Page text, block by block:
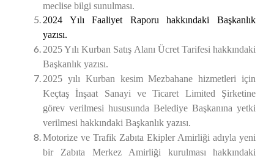
meclise bilgi sunulması.
2024 Yılı Faaliyet Raporu hakkındaki Başkanlık
yazısı.
2025 Yılı Kurban Satış Alanı Ücret Tarifesi hakkındaki
Başkanlık yazısı.
2025 yılı Kurban kesim Mezbahane hizmetleri için
Keçtaş İnşaat Sanayi ve Ticaret Limited Şirketine
görev verilmesi hususunda Belediye Başkanına yetki
verilmesi hakkındaki Başkanlık yazısı.
Motorize ve Trafik Zabıta Ekipler Amirliği adıyla yeni
bir Zabıta Merkez Amirliği kurulması
hakkındaki